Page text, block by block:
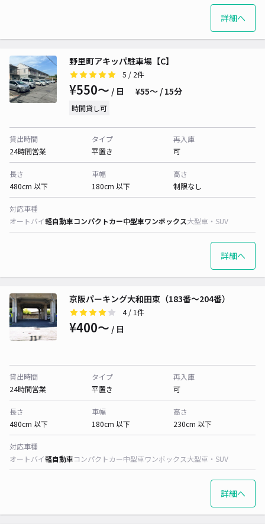
詳細へ
野里町アキッパ駐車場【C】
5 / 2件
¥550〜 / 日 ¥55〜 / 15分
時間貸し可
貸出時間
24時間営業
タイプ
平置き
再入庫
可
長さ
480cm 以下
車幅
180cm 以下
高さ
制限なし
対応車種
オートバイ軽自動車コンパクトカー中型車ワンボックス大型車・SUV
詳細へ
京阪パーキング大和田東（183番～204番）
4/ 1件
¥400〜 / 日
貸出時間
24時間営業
タイプ
平置き
再入庫
可
長さ
480cm 以下
車幅
180cm 以下
高さ
230cm 以下
対応車種
オートバイ軽自動車コンパクトカー中型車ワンボックス大型車・SUV
詳細へ